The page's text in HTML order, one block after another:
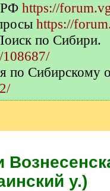
РФ https://
https://
по Сибири.
по Сибирскому
у.)